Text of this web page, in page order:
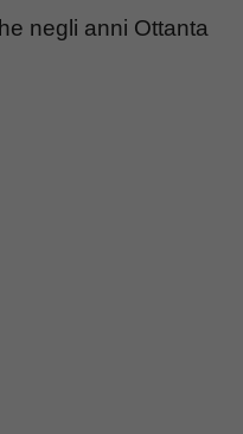
negli anni Ottanta